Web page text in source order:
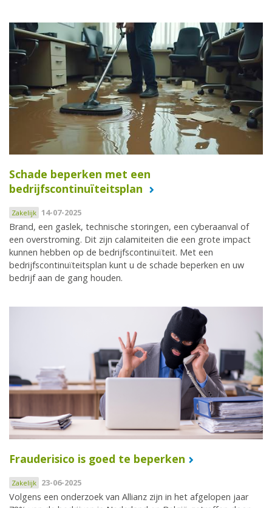
Schade beperken met een
bedrijfscontinuïteitsplan
Zakelijk 14-07-2025
Brand, een gaslek, technische storingen, een cyberaanval of
een overstroming. Dit zijn calamiteiten die een grote impact
kunnen hebben op de bedrijfscontinuïteit. Met een
bedrijfscontinuïteitsplan kunt u de schade beperken en uw
bedrijf aan de gang houden.
Frauderisico is goed te beperken
Zakelijk 23-06-2025
Volgens een onderzoek van Allianz zijn in het afgelopen jaar